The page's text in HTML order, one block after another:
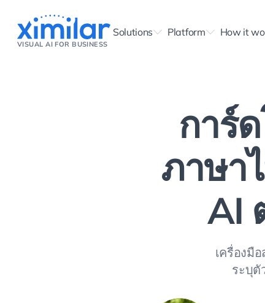
VISUAL AI FOR BUSINESS
Solutions Platform How it
การ์
ภาษา
AI
เครื่องมื
ระบุตั